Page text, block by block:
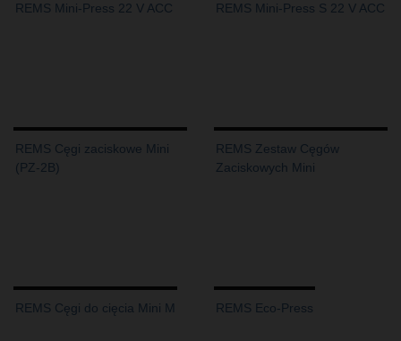
REMS Mini-Press 22 V ACC REMS Mini-Press S 22 V ACC
REMS Cęgi zaciskowe Mini
(PZ-2B)
REMS Zestaw Cęgów
Zaciskowych Mini
REMS Cęgi do cięcia Mini M REMS Eco-Press